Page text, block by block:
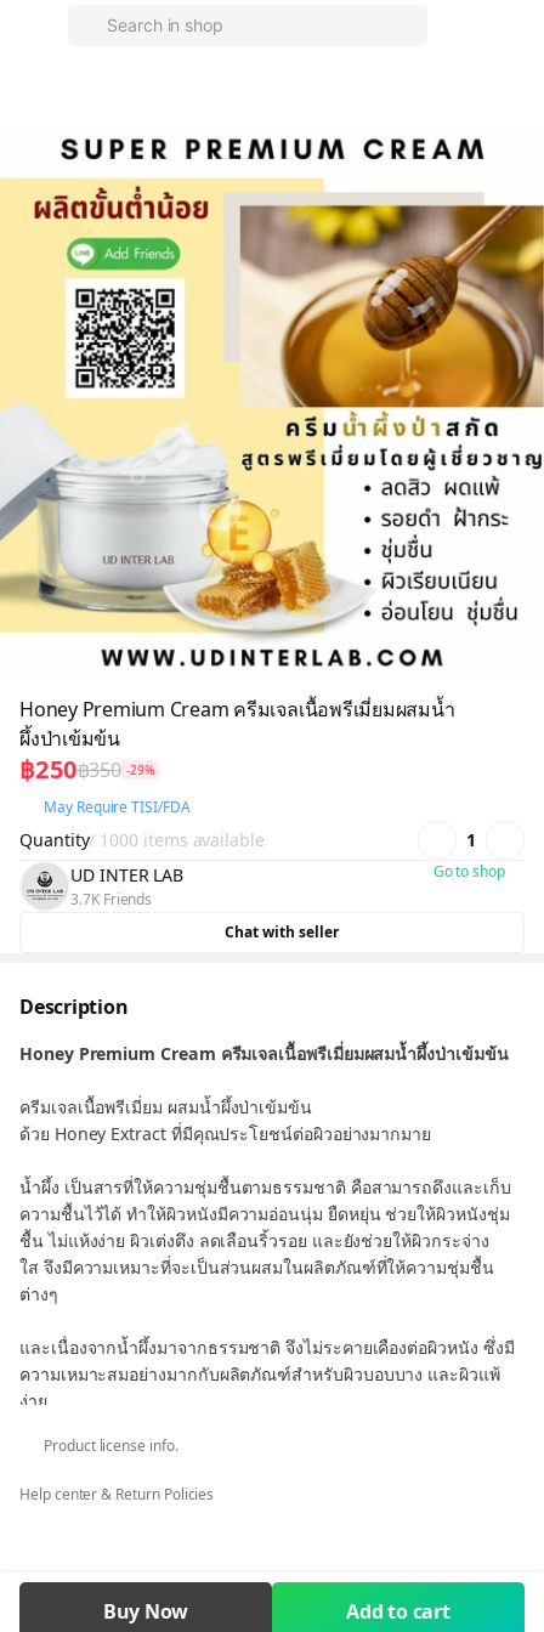
Honey Premium Cream ครีมเจลเนื้อพรีเมี่ยมผสมน้ำ
ผึ้งป่าเข้มข้น
฿250฿350 -29%
May Require TISI/FDA
Quantity/ 1000 items available
1
UD INTER LAB
3.7K Friends
Go to shop
Chat with seller
Description
Honey Premium Cream ครีมเจลเนื้อพรีเมี่ยมผสมน้ำผึ้งป่าเข้มข้น
ครีมเจลเนื้อพรีเมี่ยม ผสมน้ำผึ้งป่าเข้มข้น
ด้วย Honey Extract ที่มีคุณประโยชน์ต่อผิวอย่างมากมาย
น้ำผึ้ง เป็นสารที่ให้ความชุ่มชื้นตามธรรมชาติ คือสามารถดึงและเก็บ
ความชื้นไว้ได้ ทำให้ผิวหนังมีความอ่อนนุ่ม ยืดหยุ่น ช่วยให้ผิวหนังชุ่ม
ชื้น ไม่แห้งง่าย ผิวเต่งตึง ลดเลือนริ้วรอย และยังช่วยให้ผิวกระจ่าง
ใส จึงมีความเหมาะที่จะเป็นส่วนผสมในผลิตภัณฑ์ที่ให้ความชุ่มชื้น
ต่างๆ
และเนื่องจากน้ำผึ้งมาจากธรรมชาติ จึงไม่ระคายเคืองต่อผิวหนัง ซึ่งมี
ความเหมาะสมอย่างมากกับผลิตภัณฑ์สำหรับผิวบอบบาง และผิวแพ้
ง่าย
สารสกัดอื่นๆ
วิตามินบีสาม : ขาวใส ลดฝ้า กระ จุดด่างดำ
Witch Hazel extract : กระชับรูขุมขน
Product license info.
Help center & Return Policies
Buy Now Add to cart